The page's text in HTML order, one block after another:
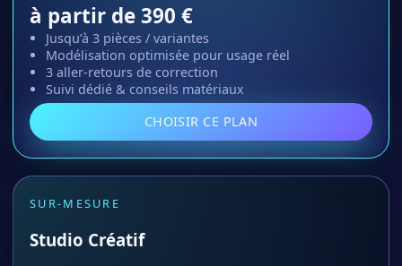
à partir de 390 €
Jusqu’à 3 pièces / variantes
Modélisation optimisée pour usage réel
3 aller-retours de correction
Suivi dédié & conseils matériaux
CHOISIR CE PLAN
SUR-MESURE
Studio Créatif